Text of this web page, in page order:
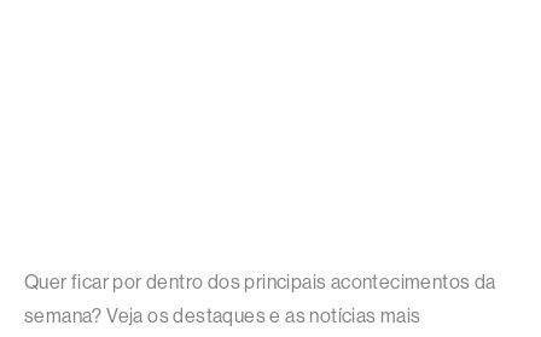
Quer ficar por dentro dos principais acontecimentos da
semana? Veja os destaques e as notícias mais